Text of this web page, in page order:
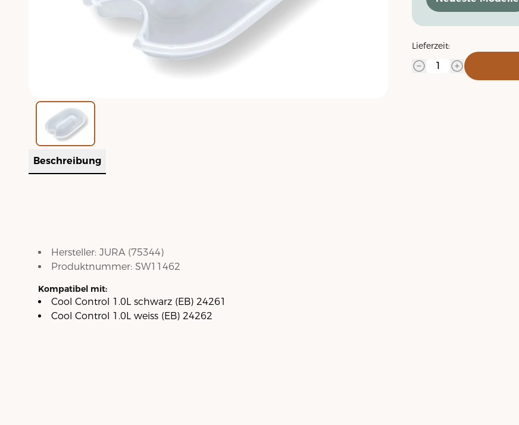
Lieferzeit:
Beschreibung
Hersteller: JURA(75344)
Produktnummer: SW11462
Kompatibel mit:
Cool Control 1.0L schwarz (EB) 24261
Cool Control 1.0L weiss (EB) 24262